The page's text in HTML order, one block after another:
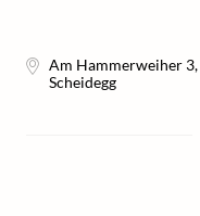
Am Hammerweiher 3,
Scheidegg